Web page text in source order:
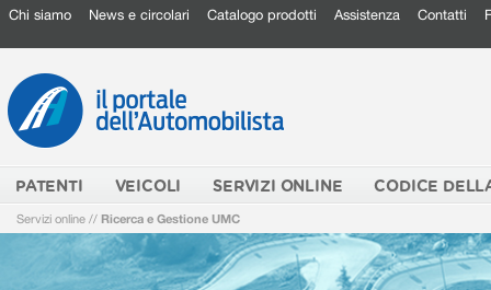
Chi siamo News e circolari Catalogo prodotti Assistenza Contatti
PATENTI VEICOLI SERVIZI ONLINE CODICE
Servizi online // Ricerca e Gestione UMC